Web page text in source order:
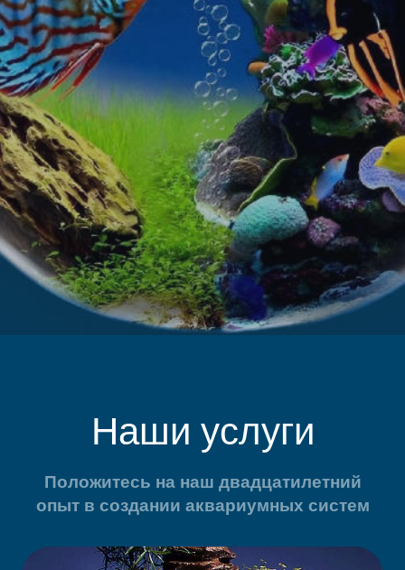
Наши услуги
Положитесь на наш двадцатилетний
опыт в создании аквариумных систем